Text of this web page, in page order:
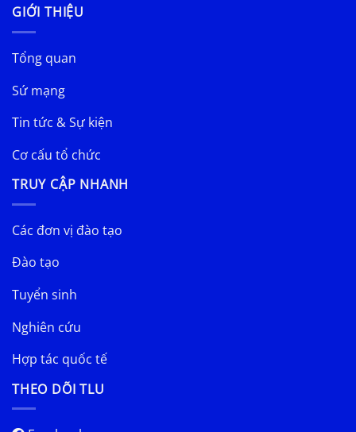
GIỚI THIỆU
Tổng quan
Sứ mạng
Tin tức & Sự kiện
Cơ cấu tổ chức
TRUY CẬP NHANH
Các đơn vị đào tạo
Đào tạo
Tuyển sinh
Nghiên cứu
Hợp tác quốc tế
THEO DÕI TLU